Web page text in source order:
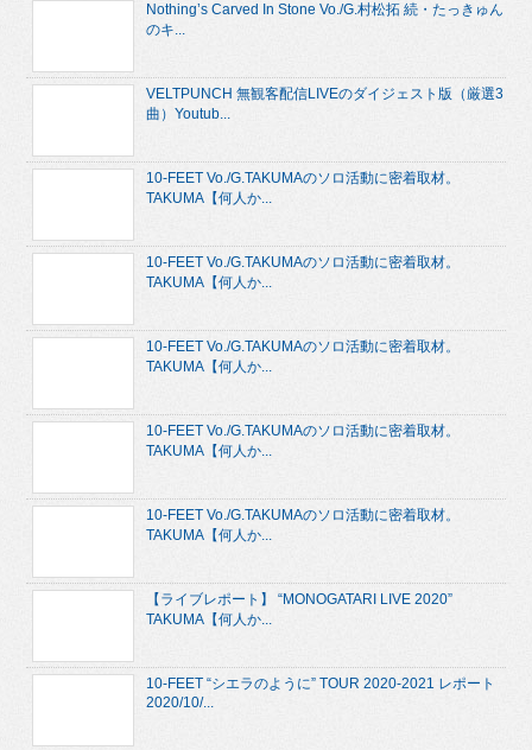
Nothing’s Carved In Stone Vo./G.村松拓 続・たっきゅん
のキ...
VELTPUNCH 無観客配信LIVEのダイジェスト版（厳選3
曲）Youtub...
10-FEET Vo./G.TAKUMAのソロ活動に密着取材。
TAKUMA【何人か...
10-FEET Vo./G.TAKUMAのソロ活動に密着取材。
TAKUMA【何人か...
10-FEET Vo./G.TAKUMAのソロ活動に密着取材。
TAKUMA【何人か...
10-FEET Vo./G.TAKUMAのソロ活動に密着取材。
TAKUMA【何人か...
10-FEET Vo./G.TAKUMAのソロ活動に密着取材。
TAKUMA【何人か...
【ライブレポート】 “MONOGATARI LIVE 2020”
TAKUMA【何人か...
10-FEET “シエラのように” TOUR 2020-2021 レポート
2020/10/...